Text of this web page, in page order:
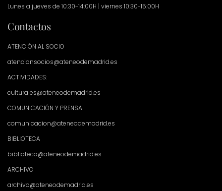
Lunes a jueves de 10:30-14:00H | viernes 10:30-15:00H
Contactos
ATENCIÓN AL SOCIO
atencionsocios@ateneodemadrid.es
ACTIVIDADES:
culturales@ateneodemadrid.es
COMUNICACIÓN Y PRENSA
comunicacion@ateneodemadrid.es
BIBLIOTECA
biblioteca@ateneodemadrid.es
ARCHIVO
archivo@ateneodemadrid.es